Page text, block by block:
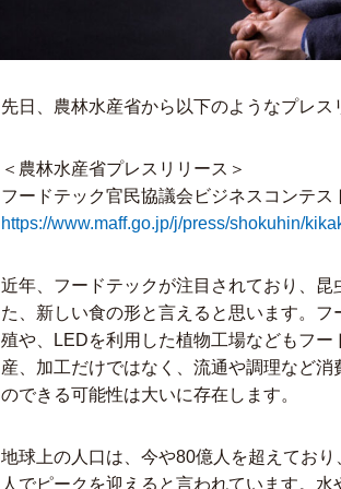
先日、農林水産省から以下のようなプレ
＜農林水産省プレスリリース＞
フードテック官民協議会ビジネスコンテ
https://www.maff.go.jp/j/press/shokuhin/
近年、フードテックが注目されており、
た、新しい食の形と言えると思います。
殖や、LEDを利用した植物工場などもフ
産、加工だけではなく、流通や調理など
のできる可能性は大いに存在します。
地球上の人口は、今や80億人を超えてお
人でピークを迎えると言われています。